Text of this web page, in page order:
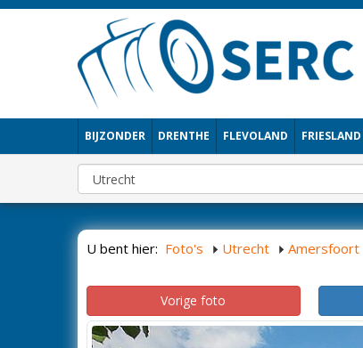
BIJZONDER DRENTHE FLEVOLAND FRIESLAND
U bent hier: Foto's Utrecht Amersfoort
Vorige foto